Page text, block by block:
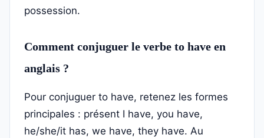
possession.
Comment conjuguer le verbe to have en
anglais ?
Pour conjuguer to have, retenez les formes
principales : présent I have, you have,
he/she/it has, we have, they have. Au